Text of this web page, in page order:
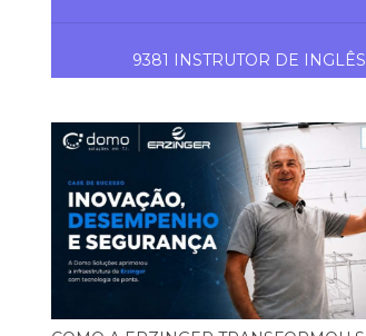
9381 INSTRUTOR DE INGLÊS